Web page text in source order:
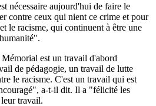
nécessaire aujourd'hui de faire le
contre ceux qui nient ce crime et pour
le racisme, qui continuent à être une
est un travail d'abord
de pédagogie, un travail de lutte
le racisme. C'est un travail qui est
a-t-il dit. Il a "félicité les
travail.